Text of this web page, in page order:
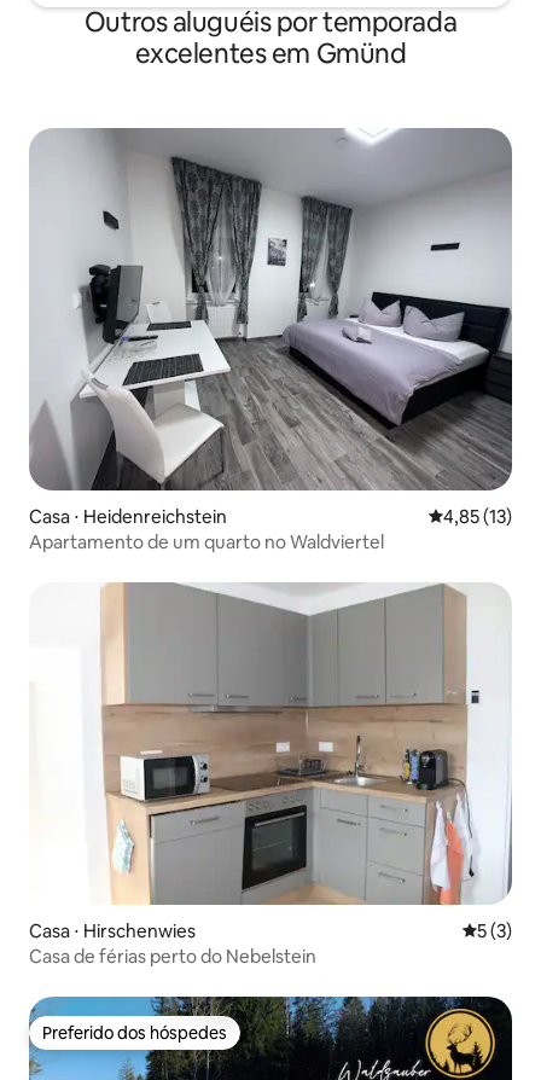
Outros aluguéis por temporada
excelentes em Gmünd
Casa ⋅ Heidenreichstein 4,85 de uma
4,85 (13)
Apartamento de um quarto no Waldviertel
Casa ⋅ Hirschenwies 5 de
5 (3)
Casa de férias perto do Nebelstein
Preferido dos hóspedes
Preferido dos hóspedes